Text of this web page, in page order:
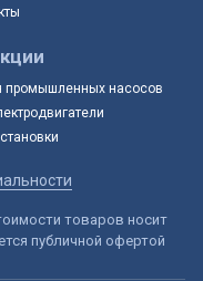
промышленных насосов
товаров носит
публичной офертой